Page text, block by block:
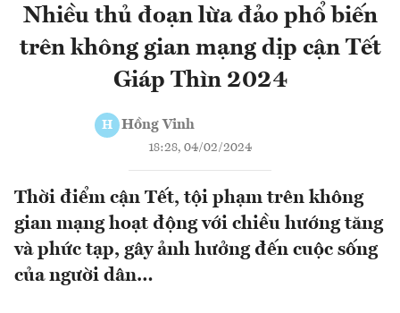
Nhiều thủ đoạn lừa đảo phổ biến
trên không gian mạng dịp cận Tết
Giáp Thìn 2024
H Hồng Vinh
18:28, 04/02/2024
Thời điểm cận Tết, tội phạm trên không
gian mạng hoạt động với chiều hướng tăng
và phức tạp, gây ảnh hưởng đến cuộc sống
của người dân…